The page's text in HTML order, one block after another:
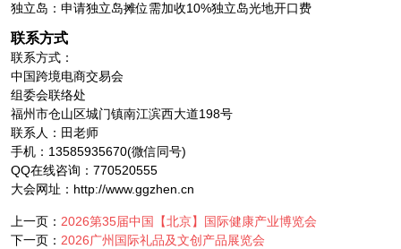
独立岛：申请独立岛摊位需加收10%独立岛光地开口费
联系方式
联系方式：
中国跨境电商交易会
组委会联络处
福州市仓山区城门镇南江滨西大道198号
联系人：田老师
手机：13585935670(微信同号)
QQ在线咨询：770520555
大会网址：http://www.ggzhen.cn
上一页： 2026第35届中国【北京】国际健康产业博览会
下一页： 2026广州国际礼品及文创产品展览会